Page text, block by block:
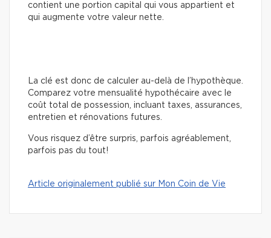
contient une portion capital qui vous appartient et
qui augmente votre valeur nette.
La clé est donc de calculer au-delà de l’hypothèque.
Comparez votre mensualité hypothécaire avec le
coût total de possession, incluant taxes, assurances,
entretien et rénovations futures.
Vous risquez d’être surpris, parfois agréablement,
parfois pas du tout!
Article originalement publié sur Mon Coin de Vie